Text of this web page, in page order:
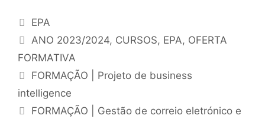
EPA
ANO 2023/2024, CURSOS, EPA, OFERTA
FORMATIVA
FORMAÇÃO | Projeto de business
intelligence
FORMAÇÃO | Gestão de correio eletrónico e